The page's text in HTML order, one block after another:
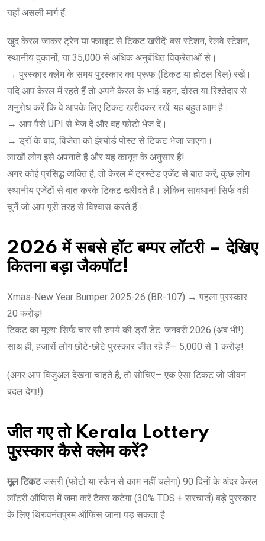
यहाँ असली मार्ग हैं:
खुद केरल जाकर ट्रेन या फ्लाइट से टिकट खरीदें: बस स्टेशन, रेलवे स्टेशन,
स्थानीय दुकानों, या 35,000 से अधिक अनुबंधित विक्रेताओं से।
→ पुरस्कार क्लेम के समय पुरस्कार का प्रूफ (टिकट या होटल बिल) रखें।
यदि आप केरल में रहते हैं तो अपने केरल के भाई-बहन, दोस्त या रिश्तेदार से
अनुरोध करें कि वे आपके लिए टिकट खरीदकर रखें. यह बहुत आम है।
→ आप पैसे UPI से भेज दें और वह फोटो भेज दें।
→ ड्रॉ के बाद, विजेता को इंश्योर्ड पोस्ट से टिकट भेजा जाएगा।
लाखों लोग इसे अपनाते हैं और यह कानून के अनुसार है!
अगर कोई प्रसिद्ध व्यक्ति है, तो केरल में ट्रस्टेड एजेंट से बात करें; कुछ लोग
स्थानीय एजेंटों से बात करके टिकट खरीदते हैं। लेकिन सावधान! सिर्फ वही
चुनें जो आप पूरी तरह से विश्वास करते हैं।
2026 में सबसे हॉट बम्पर लॉटरी – देखिए
कितना बड़ा जैकपॉट!
Xmas-New Year Bumper 2025-26 (BR-107) → पहला पुरस्कार
20 करोड़!
टिकट का मूल्य: सिर्फ चार सौ रुपये की ड्रॉ डेट: जनवरी 2026 (अब भी!)
साथ ही, हजारों लोग छोटे-छोटे पुरस्कार जीत रहे हैं— 5,000 से 1 करोड़!
(अगर आप विजुअल देखना चाहते हैं, तो सोचिए— एक ऐसा टिकट जो जीवन
बदल देगा!)
जीत गए तो Kerala Lottery
पुरस्कार कैसे क्लेम करें?
मूल टिकटजरूरी (फोटो या स्कैन से काम नहीं चलेगा) 90 दिनों के अंदर केरल
लॉटरी ऑफिस में जमा करें टैक्स कटेगा (30% TDS + सरचार्ज) बड़े पुरस्कार
के लिए थिरुवनंतपुरम ऑफिस जाना पड़ सकता है